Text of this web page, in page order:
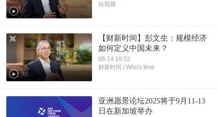
短视频
【财新时间】彭文生：规模经济
如何定义中国未来？
08-14 19:52
财新时间 / Who's time
亚洲愿景论坛2025将于9月11-13
日在新加坡举办